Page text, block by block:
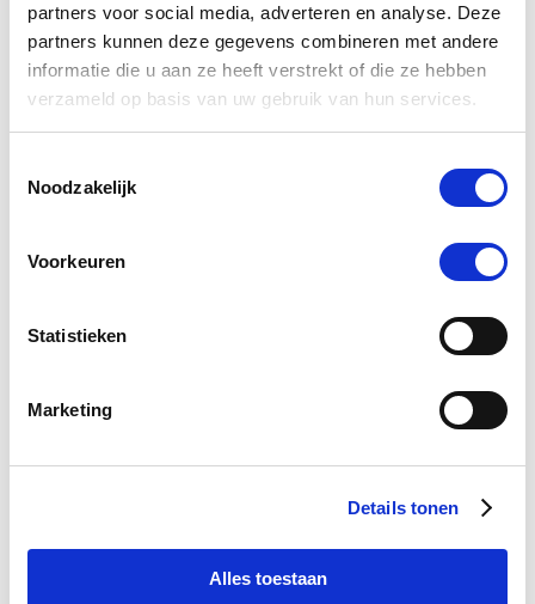
partners voor social media, adverteren en analyse. Deze
partners kunnen deze gegevens combineren met andere
informatie die u aan ze heeft verstrekt of die ze hebben
verzameld op basis van uw gebruik van hun services.
Noodzakelijk
Voorkeuren
Statistieken
Marketing
Details tonen
Alles toestaan
4.5
star
rating
2 Beoordelingen
Horseware Ice-Vibe Losse Trilstrip Alle Ice-Vibe
Boots
€ 75,95 € 72,15